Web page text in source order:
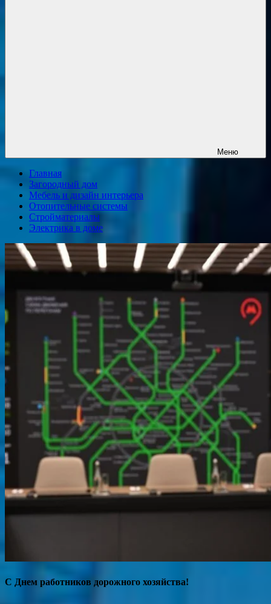
Меню
Главная
Загородный дом
Мебель и дизайн интерьера
Отопительные системы
Стройматериалы
Электрика в доме
С Днем работников дорожного хозяйства!